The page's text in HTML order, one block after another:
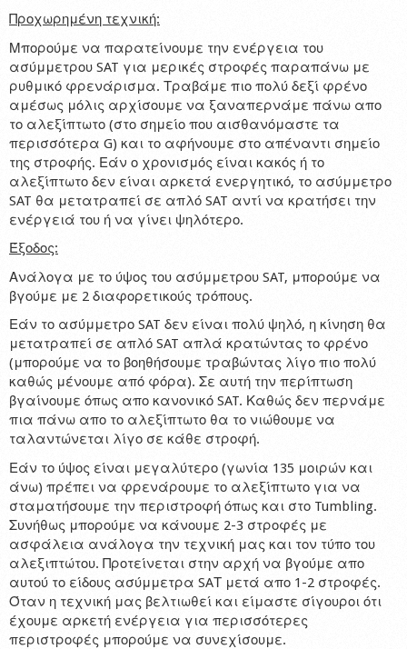
Προχωρημένη τεχνική:
Μπορούμε να παρατείνουμε την ενέργεια του
ασύμμετρου SAT για μερικές στροφές παραπάνω με
ρυθμικό φρενάρισμα. Τραβάμε πιο πολύ δεξί φρένο
αμέσως μόλις αρχίσουμε να ξαναπερνάμε πάνω απο
το αλεξίπτωτο (στο σημείο που αισθανόμαστε τα
περισσότερα G) και το αφήνουμε στο απέναντι σημείο
της στροφής. Εάν ο χρονισμός είναι κακός ή το
αλεξίπτωτο δεν είναι αρκετά ενεργητικό, το ασύμμετρο
SAT θα μετατραπεί σε απλό SAT αντί να κρατήσει την
ενέργειά του ή να γίνει ψηλότερο.
Έξοδος:
Ανάλογα με το ύψος του ασύμμετρου SAT, μπορούμε να
βγούμε με 2 διαφορετικούς τρόπους.
Εάν το ασύμμετρο SAT δεν είναι πολύ ψηλό, η κίνηση θα
μετατραπεί σε απλό SAT απλά κρατώντας το φρένο
(μπορούμε να το βοηθήσουμε τραβώντας λίγο πιο πολύ
καθώς μένουμε από φόρα). Σε αυτή την περίπτωση
βγαίνουμε όπως απο κανονικό SAT. Καθώς δεν περνάμε
πια πάνω απο το αλεξίπτωτο θα το νιώθουμε να
ταλαντώνεται λίγο σε κάθε στροφή.
Εάν το ύψος είναι μεγαλύτερο (γωνία 135 μοιρών και
άνω) πρέπει να φρενάρουμε το αλεξίπτωτο για να
σταματήσουμε την περιστροφή όπως και στο Tumbling.
Συνήθως μπορούμε να κάνουμε 2-3 στροφές με
ασφάλεια ανάλογα την τεχνική μας και τον τύπο του
αλεξιπτώτου. Προτείνεται στην αρχή να βγούμε απο
αυτού το είδους ασύμμετρα SAΤ μετά απο 1-2 στροφές.
Όταν η τεχνική μας βελτιωθεί και είμαστε σίγουροι ότι
έχουμε αρκετή ενέργεια για περισσότερες
περιστροφές μπορούμε να συνεχίσουμε.